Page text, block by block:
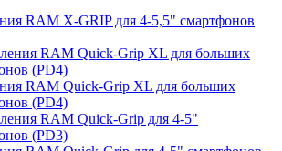
RAM X-GRIP для 4-5,5" смартфонов
RAM Quick-Grip XL для больших
(PD4)